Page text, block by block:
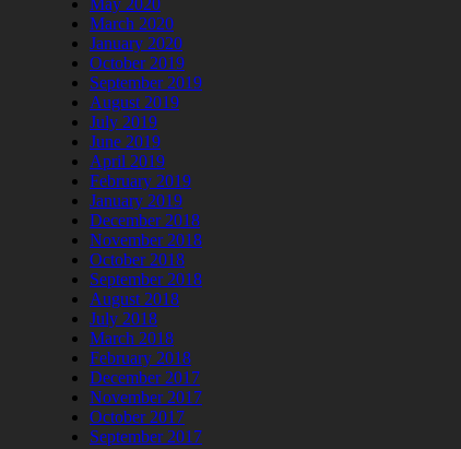
May 2020
March 2020
January 2020
October 2019
September 2019
August 2019
July 2019
June 2019
April 2019
February 2019
January 2019
December 2018
November 2018
October 2018
September 2018
August 2018
July 2018
March 2018
February 2018
December 2017
November 2017
October 2017
September 2017